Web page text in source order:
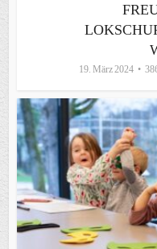
19. März 2024